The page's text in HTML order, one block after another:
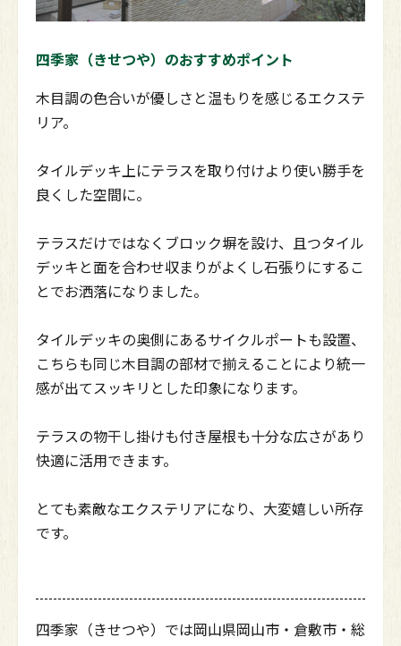
四季家 （きせつや）のおすすめポイント
木目調の色合いが優しさと温もりを感じるエクステ
リア。
タイルデッキ上にテラスを取り付けより使い勝手を
良くした空間に。
テラスだけではなくブロック塀を設け、且つタイル
デッキと面を合わせ収まりがよくし石張りにするこ
とでお洒落になりました。
タイルデッキの奥側にあるサイクルポートも設置、
こちらも同じ木目調の部材で揃えることにより統一
感が出てスッキリとした印象になります。
テラスの物干し掛けも付き屋根も十分な広さがあり
快適に活用できます。
とても素敵なエクステリアになり、大変嬉しい所存
です。
四季家（きせつや）では岡山県岡山市・倉敷市・総